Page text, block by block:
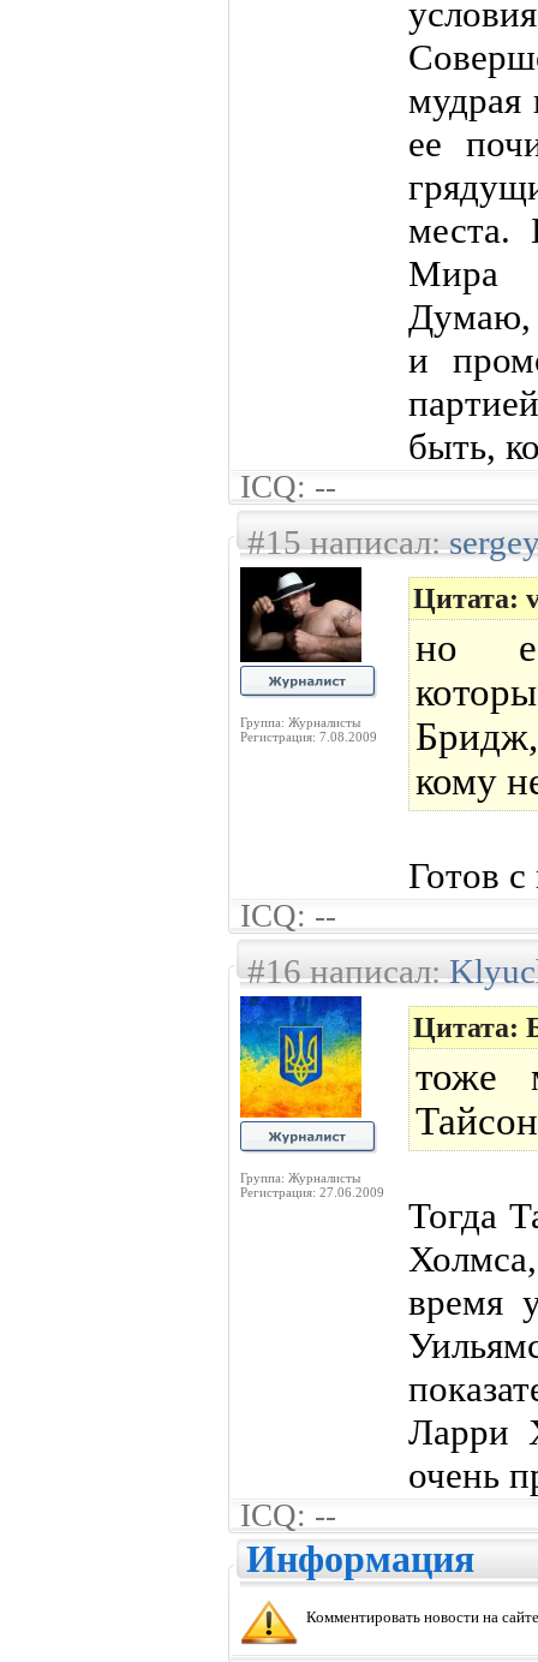
мудрая
ее
места.
Мира
Думаю,
и
быть,
ICQ: --
#15 написал:
Группа: Журналисты
Регистрация: 7.08.2009
Цитата:
но
кому
Готов с
ICQ: --
#16 написал:
Группа: Журналисты
Регистрация: 27.06.2009
Цитата:
тоже
Тогда
время
Ларри
очень
ICQ: --
Информация
Комментировать новости на